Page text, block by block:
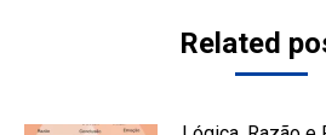
Related